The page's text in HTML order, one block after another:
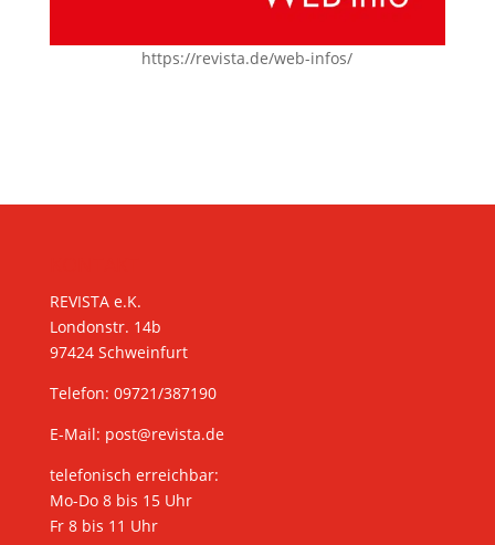
https://revista.de/web-infos/
REVISTA e.K.
Londonstr. 14b
97424 Schweinfurt
Telefon: 09721/387190
E-Mail: post@revista.de
telefonisch erreichbar:
Mo-Do 8 bis 15 Uhr
Fr 8 bis 11 Uhr